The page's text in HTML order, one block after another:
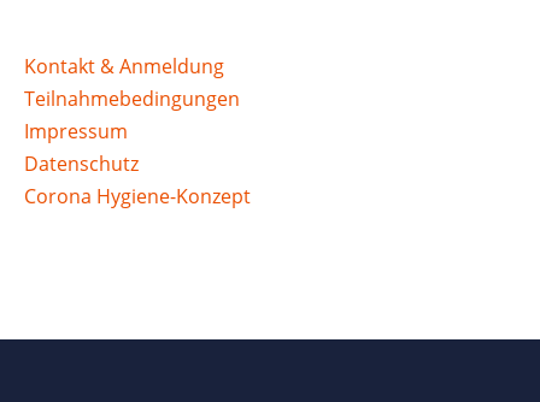
Kontakt & Anmeldung
Teilnahmebedingungen
Impressum
Datenschutz
Corona Hygiene-Konzept